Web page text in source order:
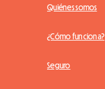
Quiénes somos
¿Cómo funciona?
Seguro